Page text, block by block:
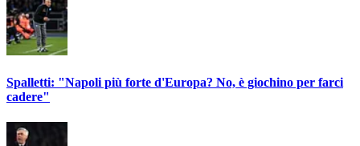
Spalletti: "Napoli più forte d'Europa? No, è giochino per farci
cadere"